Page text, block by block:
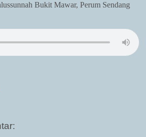
Bukit Mawar, Perum Sendang